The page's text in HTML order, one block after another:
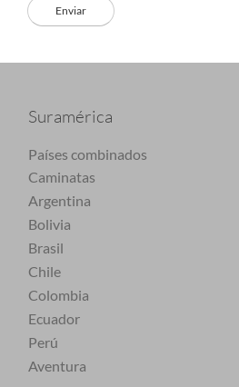
Suramérica
Países combinados
Caminatas
Argentina
Bolivia
Brasil
Chile
Colombia
Ecuador
Perú
Aventura